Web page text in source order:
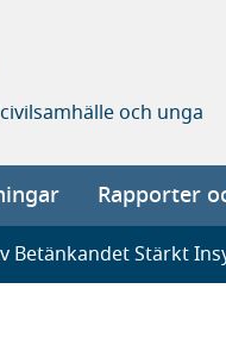
och unga
Rapporter
Betänkandet Stärkt